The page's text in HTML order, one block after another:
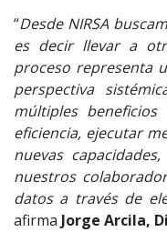
“Desde NIRSA
es decir llevar a
proceso representa
perspectiva
múltiples
eficiencia, ejecutar
nuevas
nuestros
datos a través de
afirma Jorge Arcila,